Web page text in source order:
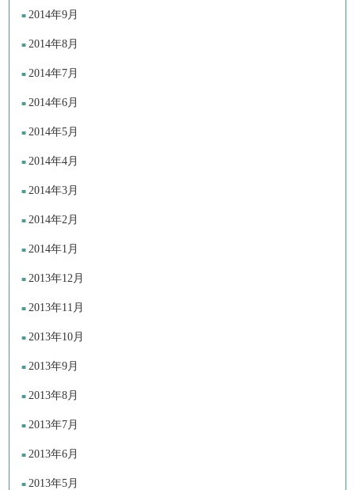
2014年9月
2014年8月
2014年7月
2014年6月
2014年5月
2014年4月
2014年3月
2014年2月
2014年1月
2013年12月
2013年11月
2013年10月
2013年9月
2013年8月
2013年7月
2013年6月
2013年5月